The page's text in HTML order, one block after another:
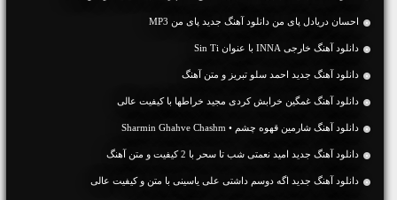
احسان دریادل پای من دانلود آهنگ جدید پای من MP3
دانلود آهنگ خارجی INNA با عنوان Sin Ti
دانلود آهنگ جديد احمد سلو تبریز و متن آهنگ
دانلود آهنگ غمگین خرابش کردی مجید خراطها با کیفیت عالی
دانلود آهنگ شارمین قهوه چشم • Sharmin Ghahve Chashm
دانلود آهنگ جديد امید نعمتی شب تا سحر با 2 کیفیت و متن آهنگ
دانلود آهنگ جديد اگه‌ دوسم داشتی علی یاسینی با متن و کیفیت عالی